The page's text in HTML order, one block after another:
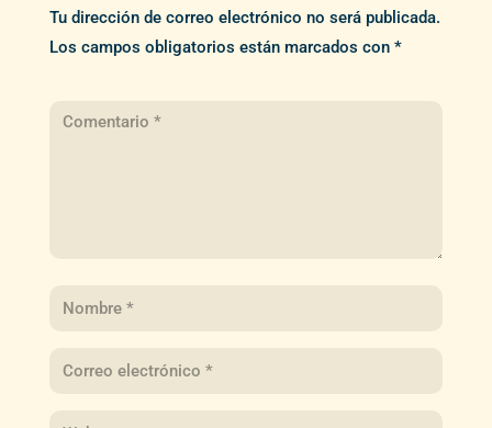
Tu dirección de correo electrónico no será publicada.
Los campos obligatorios están marcados con *